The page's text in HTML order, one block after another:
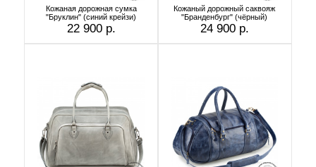
Кожаная дорожная сумка
"Бруклин" (синий крейзи)
22 900 р.
Кожаный дорожный саквояж
"Бранденбург" (чёрный)
24 900 р.